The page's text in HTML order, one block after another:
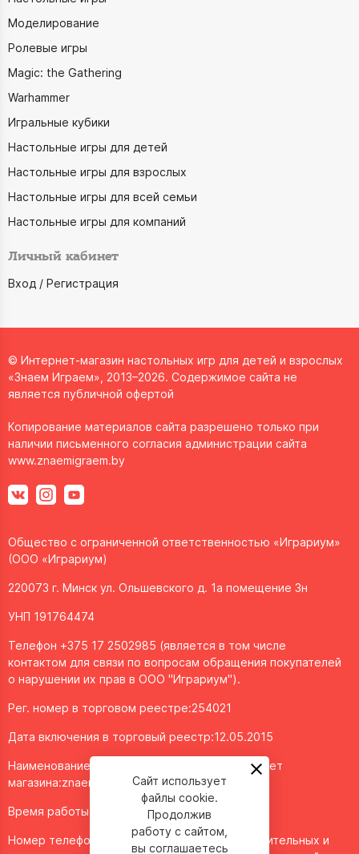
Моделирование
Ролевые игры
Magic: the Gathering
Warhammer
Игральные кубики
Настольные игры для детей
Настольные игры для взрослых
Настольные игры для всей семьи
Настольные игры для компаний
Личный кабинет
Вход / Регистрация
© Интернет-магазин настольных игр для детей и взрослых
«Знаем Играем», 2013–2026. Содержимое сайта не
является публичной офертой
Копирование материалов сайта разрешено только при
наличии письменного согласия администрации сайта
www.znaemigraem.by
Общество с ограниченной ответственностью «Играриум»
(ООО «Играриум)
220073 г. Минск ул. Ольшевского д. 1а помещение 3н
УНП 191764474
Телефон +375 17 2502985 (является в том числе
контактом для связи по вопросам обращения покупателей
о нарушении их прав в ООО "Играриум").
Рег. номер в торговом реестре:254021
Дата включения в торговый реестр:12.05.2015
Наименование объекта/доменное имя интернет
магазина:znaemigraem.by
Время работы: ежедневно с 11:00 до 20:00
Номер телефона работников местных исполнительных и
Сайт использует
файлы cookie.
Продолжив
работу с сайтом,
вы соглашаетесь